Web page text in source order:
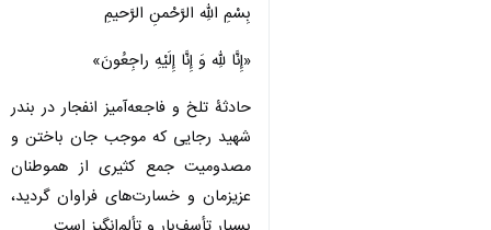
بِسْمِ اللهِ الرَّحْمنِ الرَّحیمِ
«إِنَّا للّهِ وَ إِنَّا إِلَیْهِ راجِعُونَ»
حادثۀ تلخ و فاجعه‌آمیز انفجار در بندر
شهید رجایی که موجب جان باختن و
مصدومیت جمع کثیری از هموطنان
عزیزمان و خسارت‌های فراوان گردید،